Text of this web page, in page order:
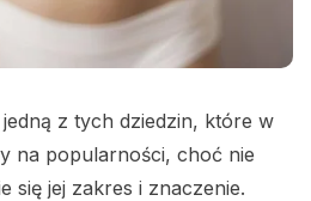
z tych dziedzin, które w
na popularności, choć nie
się jej zakres i znaczenie.